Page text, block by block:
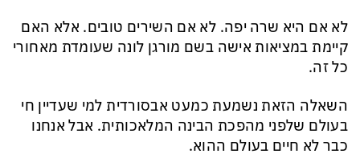
לא אם היא שרה יפה. לא אם השירים טובים. אלא האם
קיימת במציאות אישה בשם מורגן לונה שעומדת מאחורי
כל זה.
השאלה הזאת נשמעת כמעט אבסורדית למי שעדיין חי
בעולם שלפני מהפכת הבינה המלאכותית. אבל אנחנו
כבר לא חיים בעולם ההוא.